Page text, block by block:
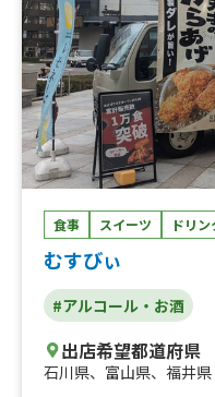
食事 スイーツ ドリン
むすびぃ
#アルコール・お酒
出店希望都道府県
石川県、 富山県、 福井県